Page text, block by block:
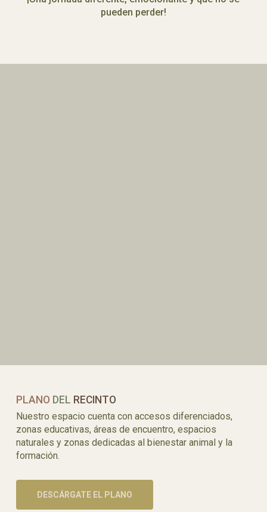
pueden perder!
PLANO DEL RECINTO
Nuestro espacio cuenta con accesos diferenciados,
zonas educativas, áreas de encuentro, espacios
naturales y zonas dedicadas al bienestar animal y la
formación.
DESCÁRGATE EL PLANO